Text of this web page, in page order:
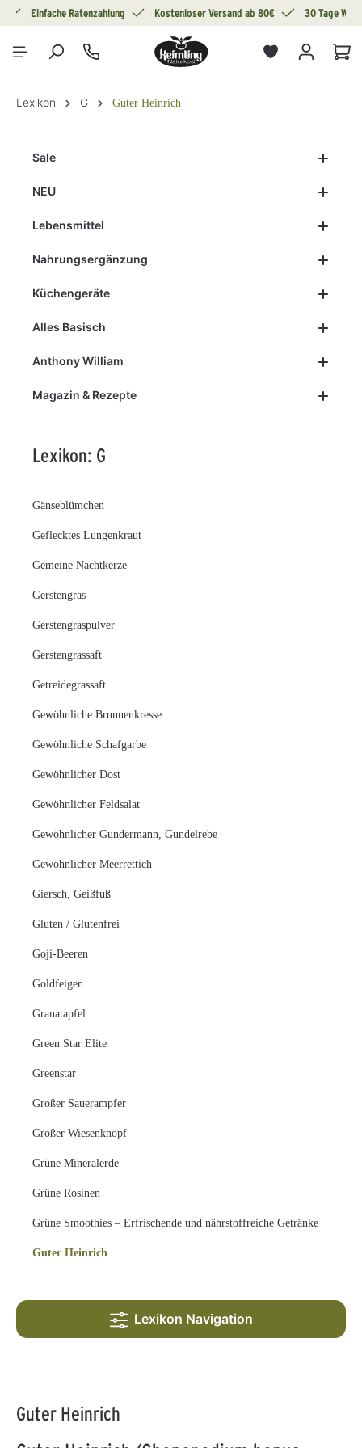
springen
Einfache Ratenzahlung Kostenloser Versand ab 80€ 30 Tage
Lexikon G Guter Heinrich
Sale
NEU
Lebensmittel
Nahrungsergänzung
Küchengeräte
Alles Basisch
Anthony William
Magazin & Rezepte
Lexikon: G
Gänseblümchen
Geflecktes Lungenkraut
Gemeine Nachtkerze
Gerstengras
Gerstengraspulver
Gerstengrassaft
Getreidegrassaft
Gewöhnliche Brunnenkresse
Gewöhnliche Schafgarbe
Gewöhnlicher Dost
Gewöhnlicher Feldsalat
Gewöhnlicher Gundermann, Gundelrebe
Gewöhnlicher Meerrettich
Giersch, Geißfuß
Gluten / Glutenfrei
Goji-Beeren
Goldfeigen
Granatapfel
Green Star Elite
Greenstar
Großer Sauerampfer
Großer Wiesenknopf
Grüne Mineralerde
Grüne Rosinen
Grüne Smoothies – Erfrischende und nährstoffreiche Getränke
Guter Heinrich
Lexikon Navigation
Guter Heinrich